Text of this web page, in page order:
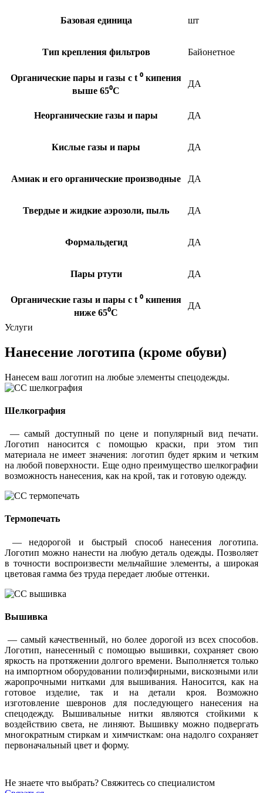
Базовая единица шт
Тип крепления фильтров Байонетное
Органические пары и газы с t ⁰ кипения
выше 65⁰C
ДА
Неорганические газы и пары ДА
Кислые газы и пары ДА
Амиак и его органические производные ДА
Твердые и жидкие аэрозоли, пыль ДА
Формальдегид ДА
Пары ртути ДА
Органические газы и пары с t ⁰ кипения
ниже 65⁰С
ДА
Услуги
Нанесение логотипа (кроме обуви)
Нанесем ваш логотип на любые элементы спецодежды.
Шелкография
— самый доступный по цене и популярный вид печати.
Логотип наносится с помощью краски, при этом тип
материала не имеет значения: логотип будет ярким и четким
на любой поверхности. Еще одно преимущество шелкографии
возможность нанесения, как на крой, так и готовую одежду.
Термопечать
— недорогой и быстрый способ нанесения логотипа.
Логотип можно нанести на любую деталь одежды. Позволяет
в точности воспроизвести мельчайшие элементы, а широкая
цветовая гамма без труда передает любые оттенки.
Вышивка
— самый качественный, но более дорогой из всех способов.
Логотип, нанесенный с помощью вышивки, сохраняет свою
яркость на протяжении долгого времени. Выполняется только
на импортном оборудовании полиэфирными, вискозными или
жаропрочными нитками для вышивания. Наносится, как на
готовое изделие, так и на детали кроя. Возможно
изготовление шевронов для последующего нанесения на
спецодежду. Вышивальные нитки являются стойкими к
воздействию света, не линяют. Вышивку можно подвергать
многократным стиркам и химчисткам: она надолго сохраняет
первоначальный цвет и форму.
Не знаете что выбрать? Свяжитесь со специалистом